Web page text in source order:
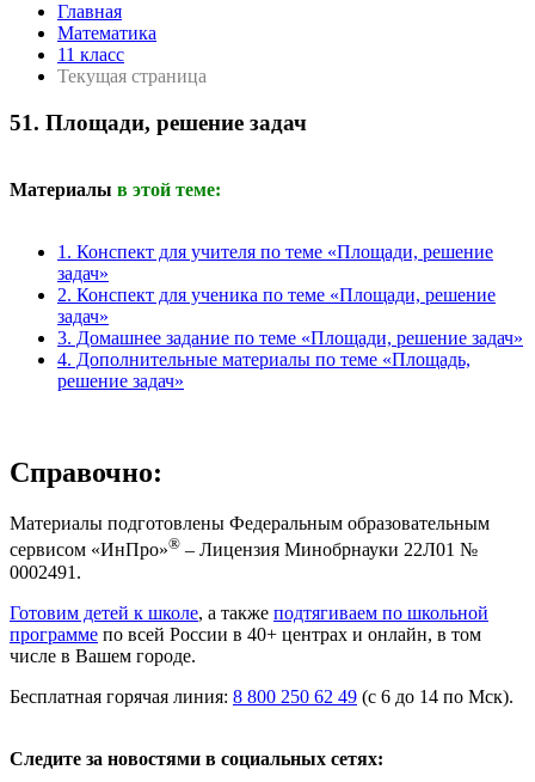
Главная
Математика
11 класс
Текущая страница
51. Площади, решение задач
Материалы в этой теме:
1. Конспект для учителя по теме «Площади, решение
задач»
2. Конспект для ученика по теме «Площади, решение
задач»
3. Домашнее задание по теме «Площади, решение задач»
4. Дополнительные материалы по теме «Площадь,
решение задач»
Справочно:
Материалы подготовлены Федеральным образовательным
сервисом «ИнПро»® – Лицензия Минобрнауки 22Л01 №
0002491.
Готовим детей к школе, а также подтягиваем по школьной
программе по всей России в 40+ центрах и онлайн, в том
числе в Вашем городе.
Бесплатная горячая линия: 8 800 250 62 49 (с 6 до 14 по Мск).
Следите за новостями в социальных сетях: